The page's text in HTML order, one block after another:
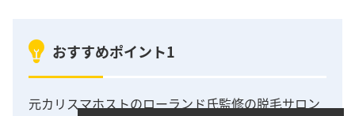
おすすめポイント1
元カリスマホストのローランド氏監修の脱毛サロン